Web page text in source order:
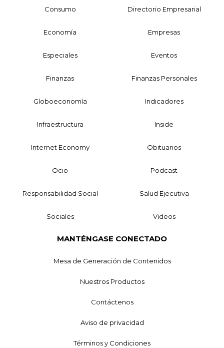
Consumo Directorio Empresarial
Economía Empresas
Especiales Eventos
Finanzas Finanzas Personales
Globoeconomía Indicadores
Infraestructura Inside
Internet Economy Obituarios
Ocio Podcast
Responsabilidad Social Salud Ejecutiva
Sociales Videos
MANTÉNGASE CONECTADO
Mesa de Generación de Contenidos
Nuestros Productos
Contáctenos
Aviso de privacidad
Términos y Condiciones